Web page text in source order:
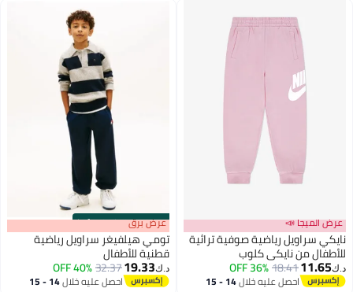
عرض الميجا 📣
نايكي سراويل رياضية صوفية تراثية
للأطفال من نايكي كلوب
د.ك‏11.65
18.41
36% OFF
احصل عليه خلال 14 - 15
00m:00s
·
100% Left عرض برق
تومي هيلفيغر سراويل رياضية
قطنية للأطفال
د.ك‏19.33
32.37
40% OFF
احصل عليه خلال 14 - 15